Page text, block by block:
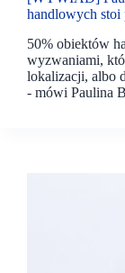
handlowych
50% obiektów
wyzwaniami,
lokalizacji, albo
- mówi Paulina